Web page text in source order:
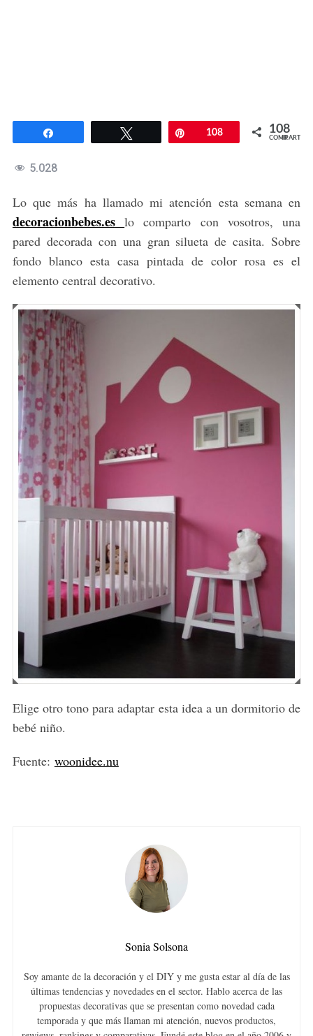
Twittear Pin108 108
COMPARTIR
5.028
Lo que más ha llamado mi atención esta semana en
decoracionbebes.es lo comparto con vosotros, una
pared decorada con una gran silueta de casita. Sobre
fondo blanco esta casa pintada de color rosa es el
elemento central decorativo.
Elige otro tono para adaptar esta idea a un dormitorio de
bebé niño.
Fuente: woonidee.nu
Sonia Solsona
Soy amante de la decoración y el DIY y me gusta estar al día de las
últimas tendencias y novedades en el sector. Hablo acerca de las
propuestas decorativas que se presentan como novedad cada
temporada y que más llaman mi atención, nuevos productos,
e